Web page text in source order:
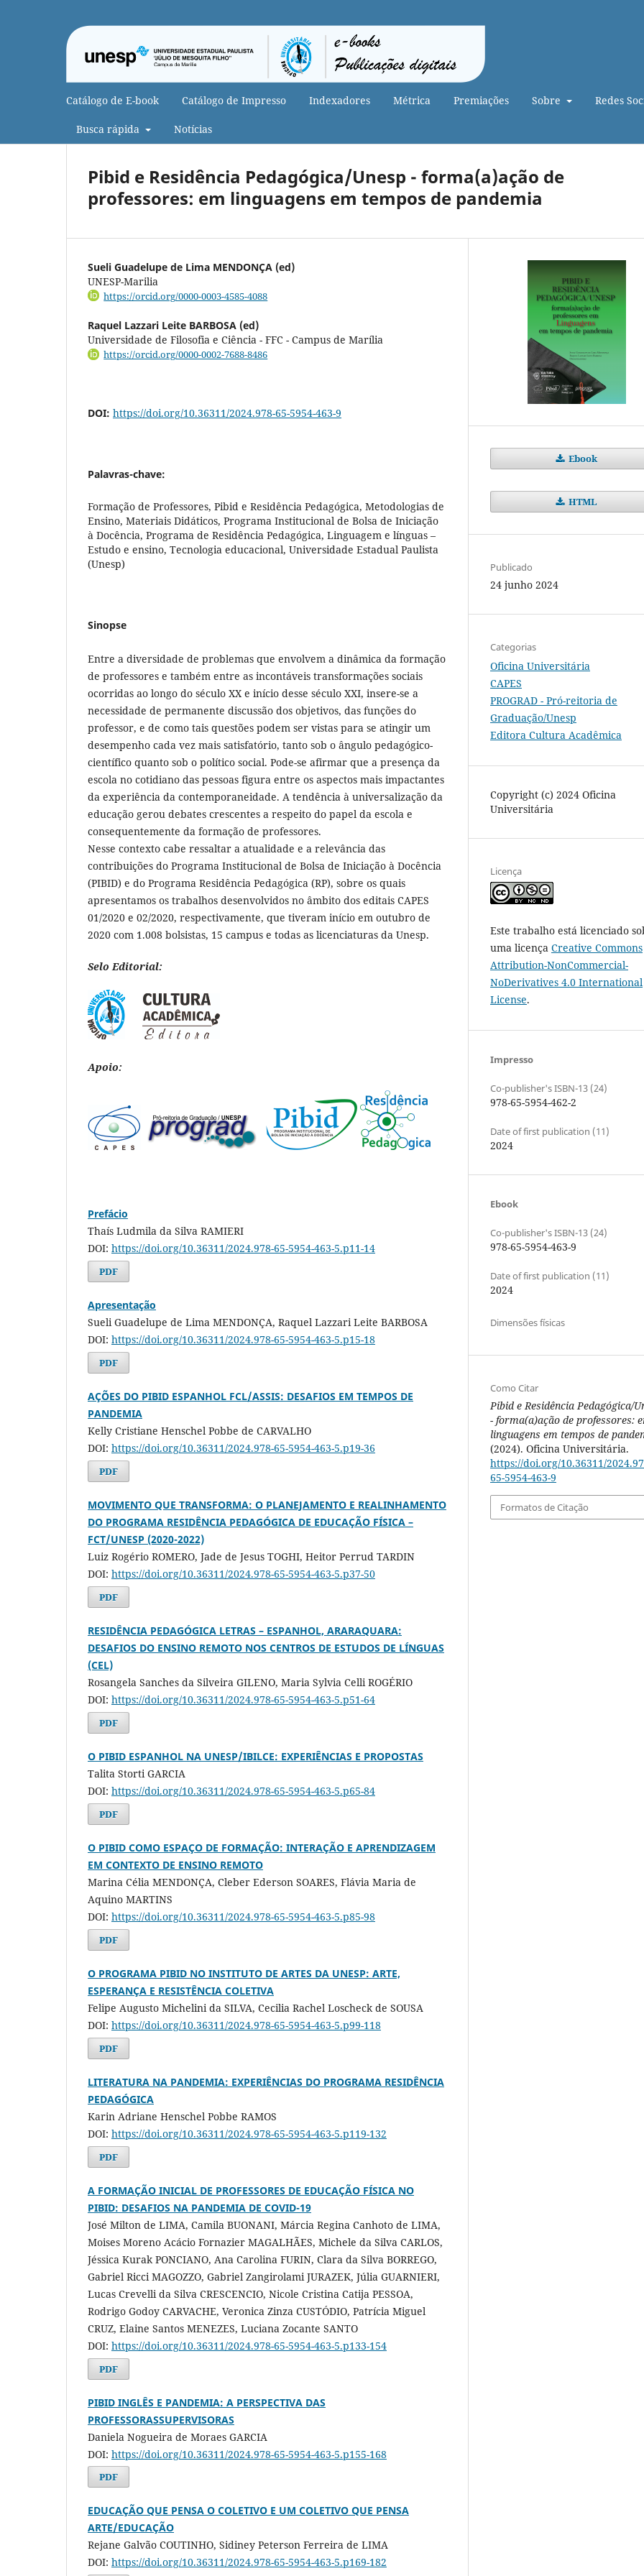
Catálogo de E-book Catálogo de Impresso Indexadores Métrica Premiações Sobre Redes
Busca rápida Notícias
Pibid e Residência Pedagógica/Unesp - forma(a)ação de
professores: em linguagens em tempos de pandemia
Sueli Guadelupe de Lima MENDONÇA (ed)
UNESP-Marilia
https://orcid.org/0000-0003-4585-4088
Raquel Lazzari Leite BARBOSA (ed)
Universidade de Filosofia e Ciência - FFC - Campus de Marília
https://orcid.org/0000-0002-7688-8486
DOI: https://doi.org/10.36311/2024.978-65-5954-463-9
Palavras-chave:
Formação de Professores, Pibid e Residência Pedagógica, Metodologias de
Ensino, Materiais Didáticos, Programa Institucional de Bolsa de Iniciação
à Docência, Programa de Residência Pedagógica, Linguagem e línguas –
Estudo e ensino, Tecnologia educacional, Universidade Estadual Paulista
(Unesp)
Sinopse
Entre a diversidade de problemas que envolvem a dinâmica da formação
de professores e também entre as incontáveis transformações sociais
ocorridas ao longo do século XX e início desse século XXI, insere-se a
necessidade de permanente discussão dos objetivos, das funções do
professor, e de como tais questões podem ser vistas para se atingir um
desempenho cada vez mais satisfatório, tanto sob o ângulo pedagógico-
científico quanto sob o político social. Pode-se afirmar que a presença da
escola no cotidiano das pessoas figura entre os aspectos mais impactantes
da experiência da contemporaneidade. A tendência à universalização da
educação gerou debates crescentes a respeito do papel da escola e
consequentemente da formação de professores.
Nesse contexto cabe ressaltar a atualidade e a relevância das
contribuições do Programa Institucional de Bolsa de Iniciação à Docência
(PIBID) e do Programa Residência Pedagógica (RP), sobre os quais
apresentamos os trabalhos desenvolvidos no âmbito dos editais CAPES
01/2020 e 02/2020, respectivamente, que tiveram início em outubro de
2020 com 1.008 bolsistas, 15 campus e todas as licenciaturas da Unesp.
Selo Editorial:
Apoio:
Prefácio
Thaís Ludmila da Silva RAMIERI
DOI: https://doi.org/10.36311/2024.978-65-5954-463-5.p11-14
PDF
Apresentação
Sueli Guadelupe de Lima MENDONÇA, Raquel Lazzari Leite BARBOSA
DOI: https://doi.org/10.36311/2024.978-65-5954-463-5.p15-18
PDF
AÇÕES DO PIBID ESPANHOL FCL/ASSIS: DESAFIOS EM TEMPOS DE
PANDEMIA
Kelly Cristiane Henschel Pobbe de CARVALHO
DOI: https://doi.org/10.36311/2024.978-65-5954-463-5.p19-36
PDF
MOVIMENTO QUE TRANSFORMA: O PLANEJAMENTO E REALINHAMENTO
DO PROGRAMA RESIDÊNCIA PEDAGÓGICA DE EDUCAÇÃO FÍSICA –
FCT/UNESP (2020-2022)
Luiz Rogério ROMERO, Jade de Jesus TOGHI, Heitor Perrud TARDIN
DOI: https://doi.org/10.36311/2024.978-65-5954-463-5.p37-50
PDF
RESIDÊNCIA PEDAGÓGICA LETRAS – ESPANHOL, ARARAQUARA:
DESAFIOS DO ENSINO REMOTO NOS CENTROS DE ESTUDOS DE LÍNGUAS
(CEL)
Rosangela Sanches da Silveira GILENO, Maria Sylvia Celli ROGÉRIO
DOI: https://doi.org/10.36311/2024.978-65-5954-463-5.p51-64
PDF
O PIBID ESPANHOL NA UNESP/IBILCE: EXPERIÊNCIAS E PROPOSTAS
Talita Storti GARCIA
DOI: https://doi.org/10.36311/2024.978-65-5954-463-5.p65-84
PDF
O PIBID COMO ESPAÇO DE FORMAÇÃO: INTERAÇÃO E APRENDIZAGEM
EM CONTEXTO DE ENSINO REMOTO
Marina Célia MENDONÇA, Cleber Ederson SOARES, Flávia Maria de
Aquino MARTINS
DOI: https://doi.org/10.36311/2024.978-65-5954-463-5.p85-98
PDF
O PROGRAMA PIBID NO INSTITUTO DE ARTES DA UNESP: ARTE,
ESPERANÇA E RESISTÊNCIA COLETIVA
Felipe Augusto Michelini da SILVA, Cecilia Rachel Loscheck de SOUSA
DOI: https://doi.org/10.36311/2024.978-65-5954-463-5.p99-118
PDF
LITERATURA NA PANDEMIA: EXPERIÊNCIAS DO PROGRAMA RESIDÊNCIA
PEDAGÓGICA
Karin Adriane Henschel Pobbe RAMOS
DOI: https://doi.org/10.36311/2024.978-65-5954-463-5.p119-132
PDF
A FORMAÇÃO INICIAL DE PROFESSORES DE EDUCAÇÃO FÍSICA NO
PIBID: DESAFIOS NA PANDEMIA DE COVID-19
José Milton de LIMA, Camila BUONANI, Márcia Regina Canhoto de LIMA,
Moises Moreno Acácio Fornazier MAGALHÃES, Michele da Silva CARLOS,
Jéssica Kurak PONCIANO, Ana Carolina FURIN, Clara da Silva BORREGO,
Gabriel Ricci MAGOZZO, Gabriel Zangirolami JURAZEK, Júlia GUARNIERI,
Lucas Crevelli da Silva CRESCENCIO, Nicole Cristina Catija PESSOA,
Rodrigo Godoy CARVACHE, Veronica Zinza CUSTÓDIO, Patrícia Miguel
CRUZ, Elaine Santos MENEZES, Luciana Zocante SANTO
DOI: https://doi.org/10.36311/2024.978-65-5954-463-5.p133-154
PDF
PIBID INGLÊS E PANDEMIA: A PERSPECTIVA DAS
PROFESSORASSUPERVISORAS
Daniela Nogueira de Moraes GARCIA
DOI: https://doi.org/10.36311/2024.978-65-5954-463-5.p155-168
PDF
EDUCAÇÃO QUE PENSA O COLETIVO E UM COLETIVO QUE PENSA
ARTE/EDUCAÇÃO
Rejane Galvão COUTINHO, Sidiney Peterson Ferreira de LIMA
DOI: https://doi.org/10.36311/2024.978-65-5954-463-5.p169-182
Ebook
HTML
Publicado
24 junho 2024
Categorias
Oficina Universitária
CAPES
PROGRAD - Pró-reitoria de
Graduação/Unesp
Editora Cultura Acadêmica
Copyright (c) 2024 Oficina
Universitária
Licença
Este trabalho está licenciado
uma licença Creative Commons
Attribution-NonCommercial-
NoDerivatives 4.0 International
License.
Impresso
Co-publisher's ISBN-13 (24)
978-65-5954-462-2
Date of first publication (11)
2024
Ebook
Co-publisher's ISBN-13 (24)
978-65-5954-463-9
Date of first publication (11)
2024
Dimensões físicas
Como Citar
Pibid e Residência Pedagógica/
- forma(a)ação de professores:
linguagens em tempos de
(2024). Oficina Universitária.
https://doi.org/10.36311/
65-5954-463-9
Formatos de Citação